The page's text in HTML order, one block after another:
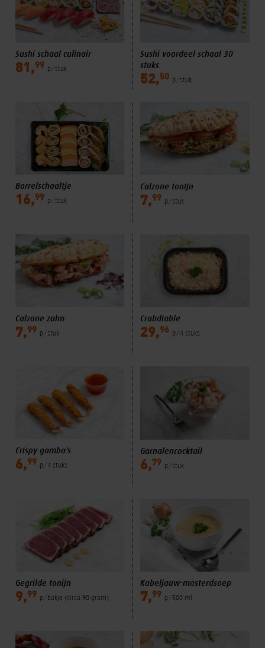
Sushi schaal culinair
81,99 p/stuk
Sushi voordeel schaal 30
stuks
52,50 p/stuk
Borrelschaaltje
16,99 p/stuk
Calzone tonijn
7,99 p/stuk
Calzone zalm
7,99 p/stuk
Crabdiable
29,96 p/4 stuks
Crispy gamba's
6,99 p/4 stuks
Garnalencocktail
6,79 p/stuk
Gegrilde tonijn
9,99 p/bakje (circa 90 gram)
Kabeljauw-mosterdsoep
7,99 p/500 ml